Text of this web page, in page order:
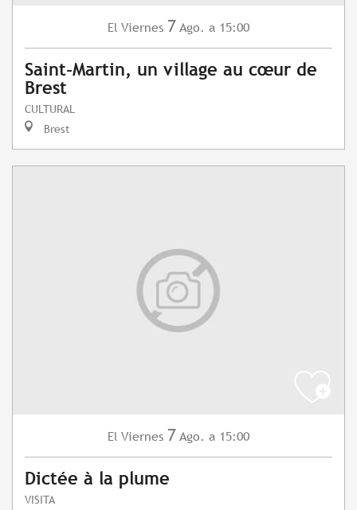
El Viernes 7 Ago. a 15:00
Saint-Martin, un village au cœur de
Brest
CULTURAL
Brest
El Viernes 7 Ago. a 15:00
Dictée à la plume
VISITA